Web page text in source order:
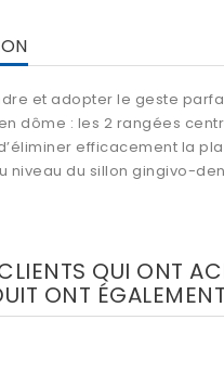
et adopter le geste
dôme : les 2 rangées
efficacement la
niveau du sillon gingivo-
QUI ONT
ONT